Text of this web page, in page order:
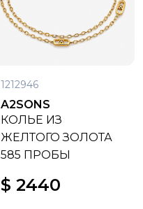
1212946
A2SONS
КОЛЬЕ ИЗ
ЖЕЛТОГО ЗОЛОТА
585 ПРОБЫ
$ 2440